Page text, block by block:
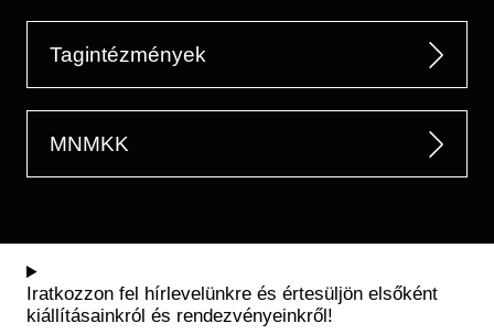
Tagintézmények
MNMKK
Iratkozzon fel hírlevelünkre és értesüljön elsőként
kiállításainkról és rendezvényeinkről!